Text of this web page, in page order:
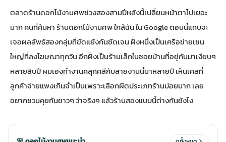
ดอกไม้ศพ
ดอกไม้งานศพ ส่งด่วน
ดอกไม้งานศพ กรุงเทพ
พวงหรีดราคาถูก
พวงหรีดดอกไม้สด
พวงหรีดดอกไม้สด ราคาถูก
มรุ ราคาถูก
ม้หน้าเมรุ
ระดับเมรุ
รุ ออนไลน์
พวงหรีดพัดลม แบบสวยๆ
จัดงานศพ ราคาถูก
ตลาดร้านดอกไม้งานศพช่วงสองสามปีหลังนี้เปลี่ยนหน้าตาไปเยอะ
มาก คนที่ค้นหา ร้านดอกไม้งานศพ ใกล้ฉัน ใน Google ตอนนี้แทบจะ
เจอผลลัพธ์สองกลุ่มที่ขัดแย้งกันชัดเจน ฝั่งหนึ่งเป็นเครือข่ายเชน
ใหญ่ที่ลงโฆษณาทุกวัน อีกฝั่งเป็นร้านเล็กในซอยบ้านที่อยู่กันมาเงียบๆ
หลายสิบปี ผมเองทำงานคลุกคลีกับสายงานนี้มาหลายปี เห็นเคสที่
ลูกค้าจ่ายแพงเกินจำเป็นเพราะเลือกผิดประเภทร้านบ่อยมาก เลย
อยากชวนคุยกันยาวๆ ว่าจริงๆ แล้วร้านสองแบบนี้ต่างกันยังไง